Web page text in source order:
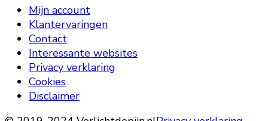
Mijn account
Klantervaringen
Contact
Interessante websites
Privacy verklaring
Cookies
Disclaimer